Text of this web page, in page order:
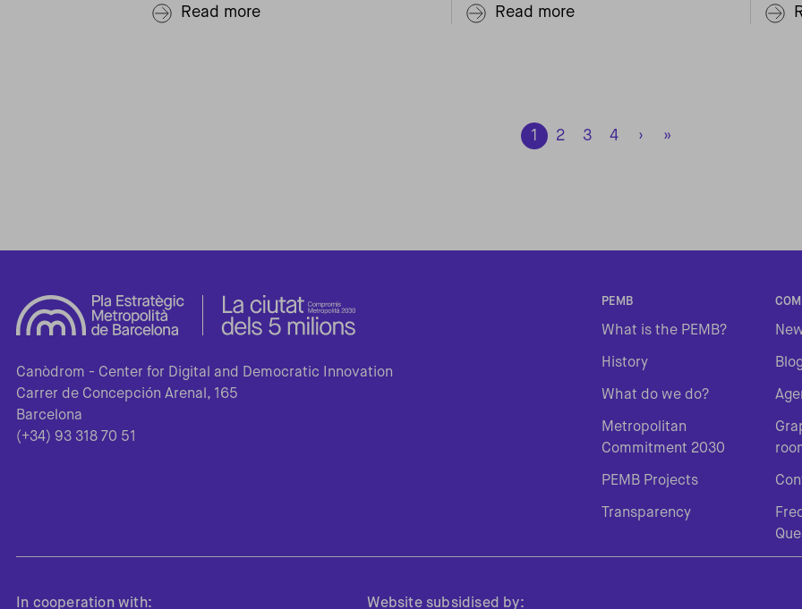
Read more Read more
1 2 3 4 › »
Canòdrom - Center for Digital and Democratic Innovation
Carrer de Concepción Arenal, 165
Barcelona
(+34) 93 318 70 51
PEMB
What is the PEMB?
History
What do we do?
Metropolitan
Commitment 2030
PEMB Projects
Transparency
In cooperation with: Website subsidised by: